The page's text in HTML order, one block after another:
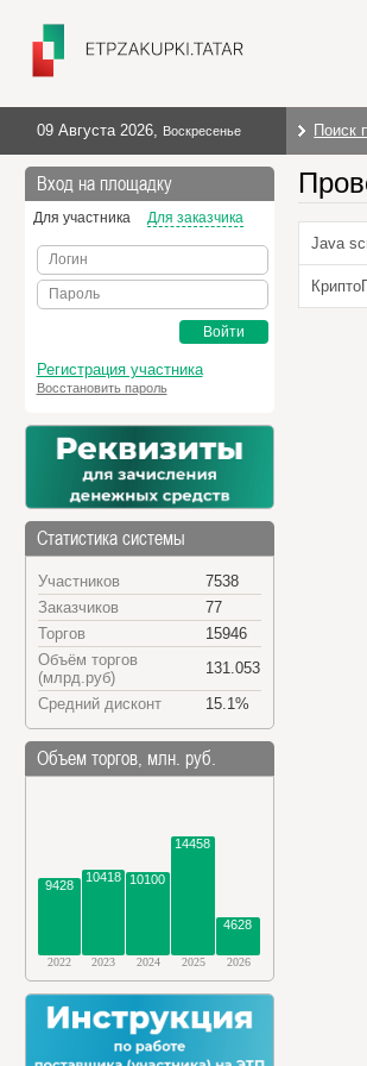
09 Августа 2026, Воскресенье Поиск
Вход на площадку
Для участника Для заказчика
Логин
Пароль
Войти
Регистрация участника
Восстановить пароль
Статистика системы
Участников
7538
Заказчиков
77
Торгов
15946
Объём торгов
(млрд.руб)
131.053
Средний дисконт
15.1%
Объем торгов, млн. руб.
9428
10418 10100
14458
4628
2022 2023 2024 2025 2026
Java